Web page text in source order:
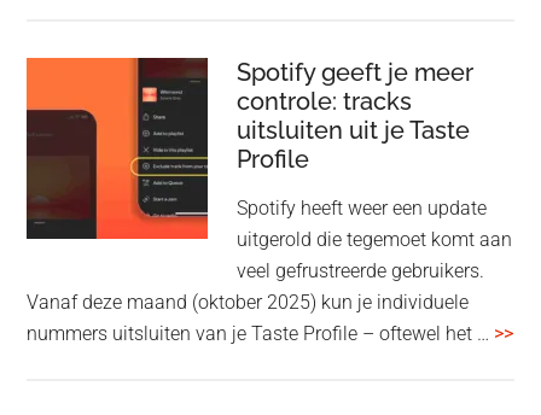
sharing
WF-
en
1000XM6
nieuwe
Spotify geeft je meer
controle: tracks
uitsluiten uit je Taste
Profile
Spotify heeft weer een update
uitgerold die tegemoet komt aan
veel gefrustreerde gebruikers.
Vanaf deze maand (oktober 2025) kun je individuele
nummers uitsluiten van je Taste Profile – oftewel het … >>